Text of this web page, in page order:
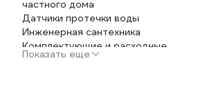
частного дома
Датчики протечки воды
Инженерная сантехника
Комплектующие и расходные
материалы для сантехники
Показать еще